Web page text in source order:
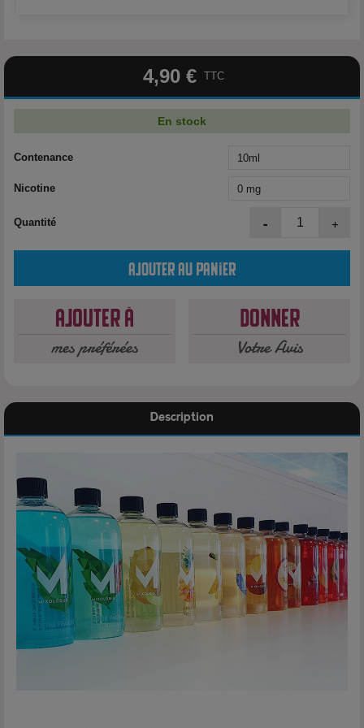
4,90 € TTC
En stock
Contenance
Nicotine
Quantité - +
Ajouter au panier
Ajouter à
mes préférées
Donner
Votre Avis
Description